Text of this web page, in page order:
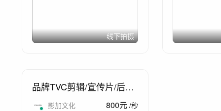
线下拍摄
品牌TVC剪辑/宣传片/后期
合成/视频广告
影加文化 800元 /秒